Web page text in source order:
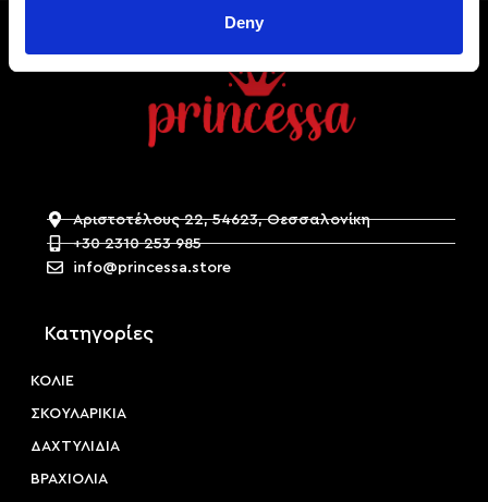
Deny
Αριστοτέλους 22, 54623, Θεσσαλονίκη
+30 2310 253 985
info@princessa.store
Κατηγορίες
ΚΟΛΙΕ
ΣΚΟΥΛΑΡΙΚΙΑ
ΔΑΧΤΥΛΙΔΙΑ
ΒΡΑΧΙΟΛΙΑ